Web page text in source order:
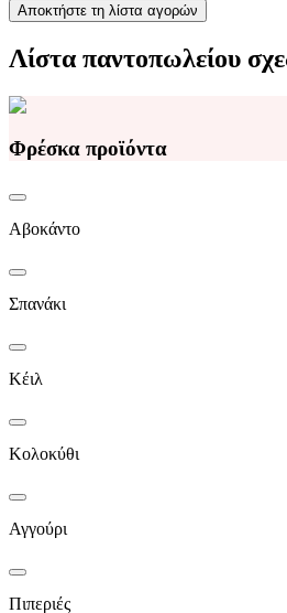
Αποκτήστε τη λίστα αγορών
Λίστα παντοπωλείου
Φρέσκα προϊόντα
Αβοκάντο
Σπανάκι
Κέιλ
Κολοκύθι
Αγγούρι
Πιπεριές